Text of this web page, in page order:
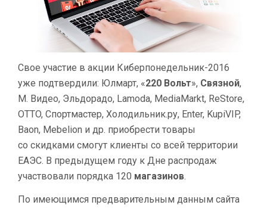
РФ
Свое участие в акции Киберпонедельник-2016
уже подтвердили: Юлмарт, «220 Вольт», Связной,
М. Видео, Эльдорадо, Lamoda, MediaMarkt, ReStore,
OTTO, Спортмастер, Холодильник.ру, Enter, KupiVIP,
Baon, Mebelion и др. приобрести товары
со скидками смогут клиенты со всей территории
ЕАЭС. В предыдущем году к Дне распродаж
участвовали порядка 120 магазинов.
По имеющимся предварительным данным сайта